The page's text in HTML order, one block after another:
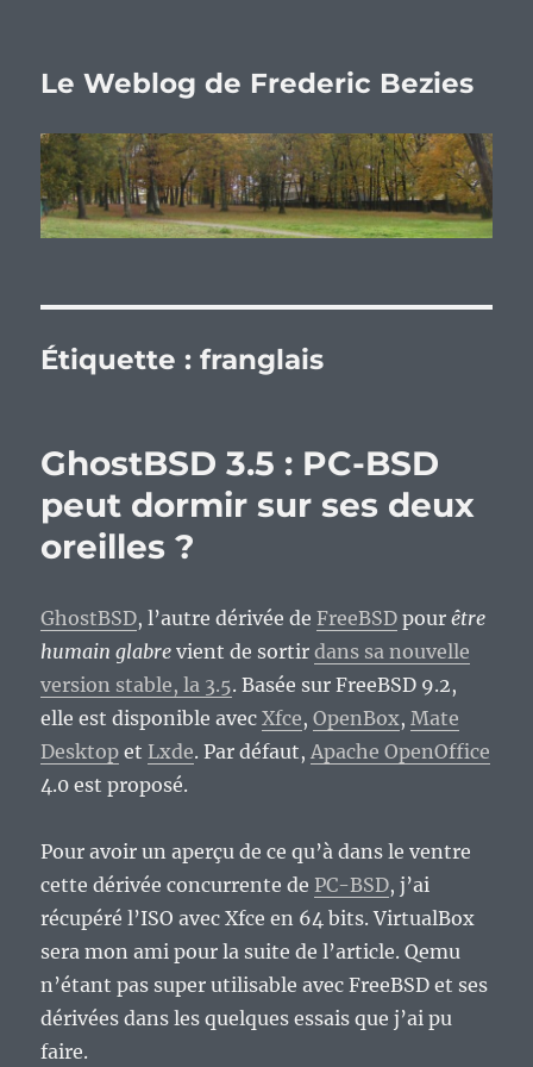
Le Weblog de Frederic Bezies
Étiquette :franglais
GhostBSD 3.5 : PC-BSD
peut dormir sur ses deux
oreilles ?
GhostBSD, l’autre dérivée deFreeBSD pourêtre
humain glabre vient de sortirdans sa nouvelle
version stable, la 3.5. Basée sur FreeBSD 9.2,
elle est disponible avecXfce,OpenBox,Mate
Desktop et Lxde. Par défaut,Apache OpenOffice
4.0 est proposé.
Pour avoir un aperçu de ce qu’à dans le ventre
cette dérivée concurrente de PC-BSD, j’ai
récupéré l’ISO avec Xfce en 64 bits. VirtualBox
sera mon ami pour la suite de l’article. Qemu
n’étant pas super utilisable avec FreeBSD et ses
dérivées dans les quelques essais que j’ai pu
faire.